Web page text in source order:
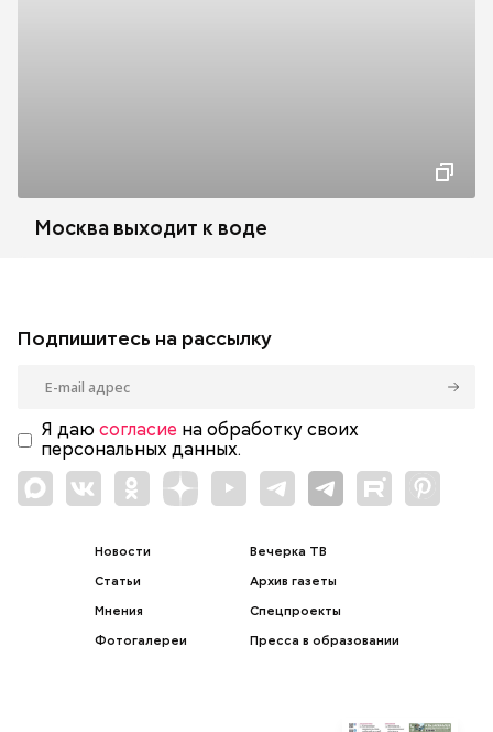
Москва выходит к воде
Подпишитесь на рассылку
Я даю согласие на обработку своих
персональных данных.
Новости
Статьи
Мнения
Фотогалереи
Вечерка ТВ
Архив газеты
Спецпроекты
Пресса в образовании